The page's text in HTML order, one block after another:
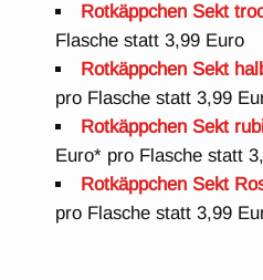
Rotkäppchen Sekt
Flasche statt 3,99 Euro
Rotkäppchen Sekt
pro Flasche statt 3,99
Rotkäppchen Sekt
Euro* pro Flasche statt
Rotkäppchen Sekt
pro Flasche statt 3,99